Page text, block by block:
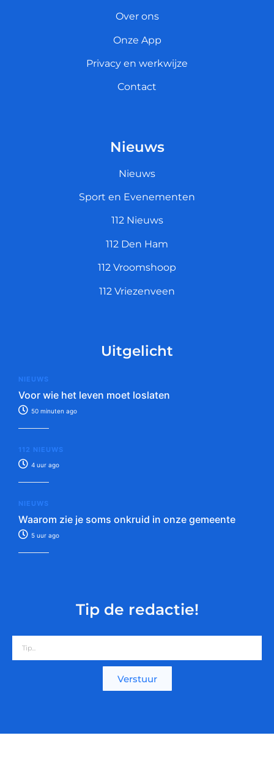
Over ons
Onze App
Privacy en werkwijze
Contact
Nieuws
Nieuws
Sport en Evenementen
112 Nieuws
112 Den Ham
112 Vroomshoop
112 Vriezenveen
Uitgelicht
NIEUWS
Voor wie het leven moet loslaten
50 minuten ago
112 NIEUWS
4 uur ago
NIEUWS
Waarom zie je soms onkruid in onze gemeente
5 uur ago
Tip de redactie!
Verstuur